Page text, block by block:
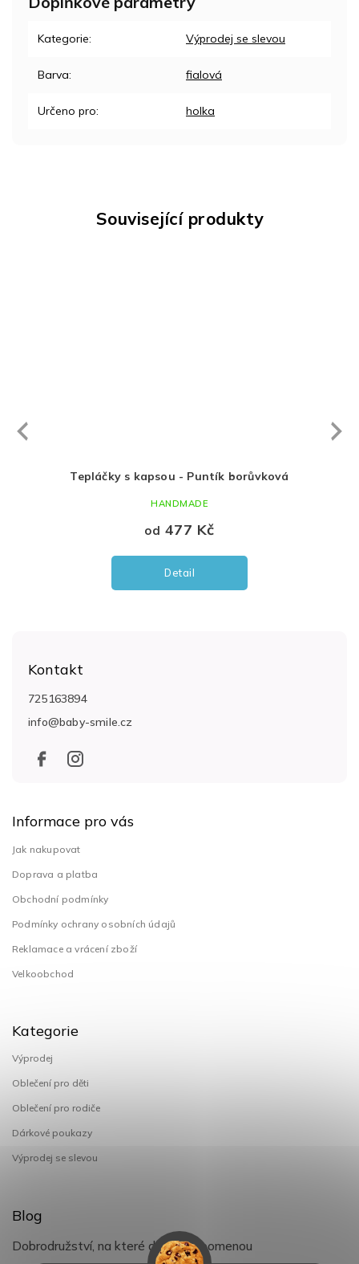
Související produkty
Tepláčky s kapsou - Puntík borůvková
od 477 Kč
Detail
HANDMADE
Next
Kategorie: Výprodej se slevou
Barva: fialová
Určeno pro: holka
Kontakt
info@baby-smile.cz
725163894
Informace pro vás
Jak nakupovat
Doprava a platba
Obchodní podmínky
Podmínky ochrany osobních údajů
Reklamace a vrácení zboží
Velkoobchod
Kategorie
Výprodej
Oblečení pro děti
Oblečení pro rodiče
Dárkové poukazy
Výprodej se slevou
Blog
Dobrodružství, na které děti nezapomenou